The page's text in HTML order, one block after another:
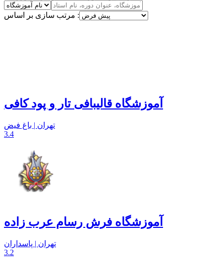
مرتب سازی بر اساس :
آموزشگاه قالیبافی تار و پود کافی
تهران | باغ فیض
3.4
آموزشگاه فرش رسام عرب زاده
تهران | پاسداران
3.2